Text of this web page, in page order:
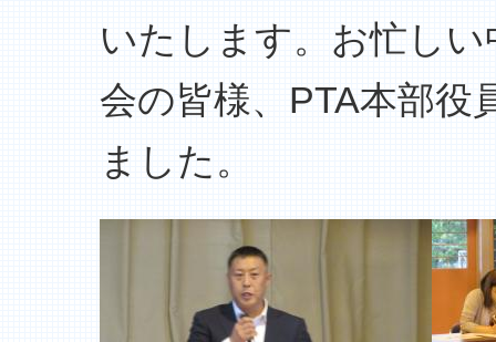
いたします。お忙し
会の皆様、PTA本部役
ました。